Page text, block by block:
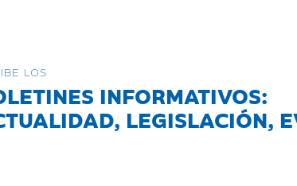
LOS
INFORMATIVOS:
LEGISLACIÓN,